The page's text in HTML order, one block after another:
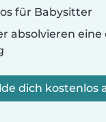
für Babysitter
absolvieren
dich kostenlos